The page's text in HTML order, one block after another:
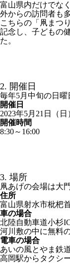
富山県内だけでな
外からの訪問者も
こちらの「凧まつ
記念し、子どもの
た。
2. 開催日
毎年5月中旬の日曜
開催日
2023年5月21日（日
開催時間
8:30～16:00
3. 場所
凧あげの会場は大
住所
富山県射水市枇杷
車の場合
北陸自動車道小杉
河川敷の中に無料
電車の場合
あいの風とやま鉄
高岡駅からタクシ